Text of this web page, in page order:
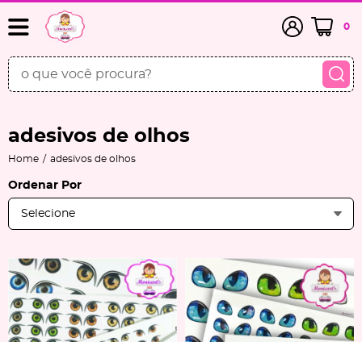
0
adesivos de olhos
Home adesivos de olhos
Ordenar Por
Selecione